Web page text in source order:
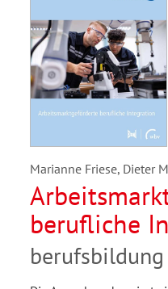
Marianne Friese, Dieter
berufliche